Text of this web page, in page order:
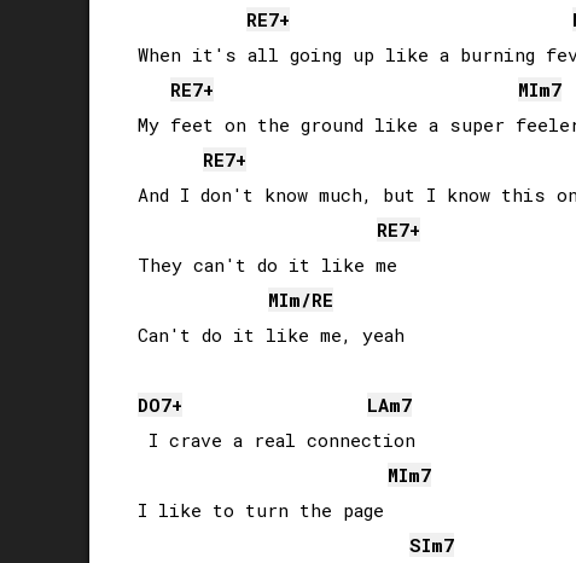
RE7+
When it's all going up like a burning
RE7+ MIm7
My feet on the ground like a super
RE7+
And I don't know much, but I know this
RE7+
They can't do it like me
MIm/RE
DO7+ LAm7
I crave a real connection
MIm7
I like to turn the page
SIm7